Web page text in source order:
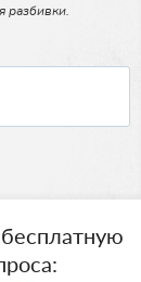
разбивки.